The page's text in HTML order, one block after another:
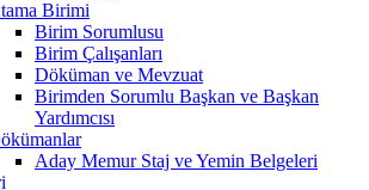
Birimi
Birim Sorumlusu
Birim Çalışanları
Döküman ve Mevzuat
Birimden Sorumlu Başkan ve Başkan
Yardımcısı
Aday Memur Staj ve Yemin Belgeleri